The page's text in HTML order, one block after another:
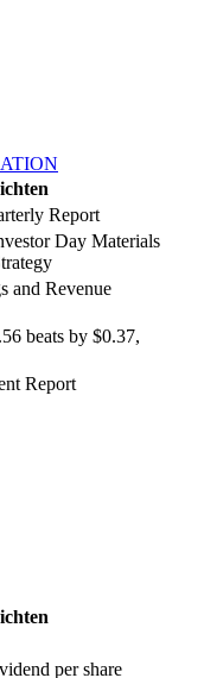
Report
Day Materials
and Revenue
beats by $0.37,
Report
per share